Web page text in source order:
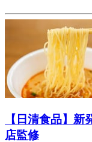
【日清食品】
店監修